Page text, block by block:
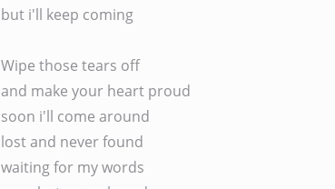
but i'll keep coming
Wipe those tears off
and make your heart proud
soon i'll come around
lost and never found
waiting for my words